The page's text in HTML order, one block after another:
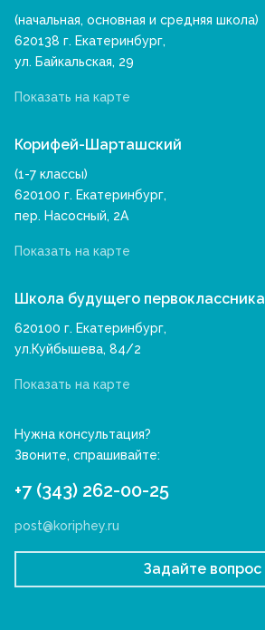
(начальная, основная и средняя школа)
620138 г. Екатеринбург,
ул. Байкальская, 29
Показать на карте
Корифей-Шарташский
(1-7 классы)
620100 г. Екатеринбург,
пер. Насосный, 2А
Показать на карте
Школа будущего первоклассника
620100 г. Екатеринбург,
ул.Куйбышева, 84/2
Показать на карте
Нужна консультация?
Звоните, спрашивайте:
+7 (343) 262-00-25
post@koriphey.ru
Задайте вопрос